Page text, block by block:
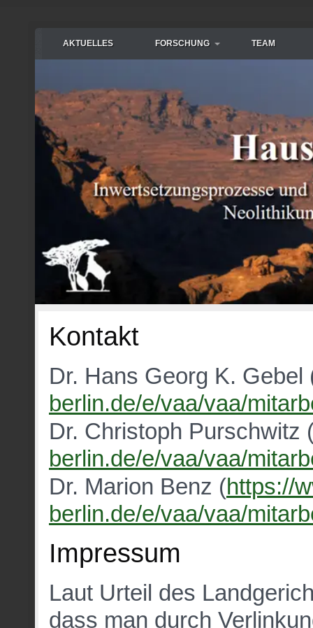
AKTUELLES FORSCHUNG TEAM
Kontakt
Dr. Hans Georg K. Gebel
berlin.de/e/vaa/vaa/
Dr. Christoph Purschwitz
berlin.de/e/vaa/vaa/
Dr. Marion Benz (https://
berlin.de/e/vaa/vaa/
Impressum
Laut Urteil des
dass man durch